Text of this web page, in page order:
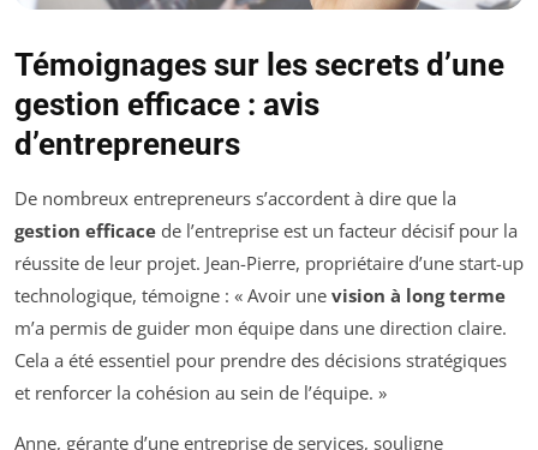
Témoignages sur les secrets d’une
gestion efficace : avis
d’entrepreneurs
De nombreux entrepreneurs s’accordent à dire que la
gestion efficace de l’entreprise est un facteur décisif pour la
réussite de leur projet. Jean-Pierre, propriétaire d’une start-up
technologique, témoigne : « Avoir une vision à long terme
m’a permis de guider mon équipe dans une direction claire.
Cela a été essentiel pour prendre des décisions stratégiques
et renforcer la cohésion au sein de l’équipe. »
Anne, gérante d’une entreprise de services, souligne